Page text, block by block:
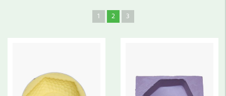
1 2 3